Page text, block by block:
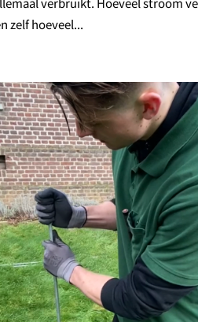
zelf hoeveel...